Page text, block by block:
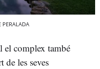
PERALADA
el complex també
de les seves